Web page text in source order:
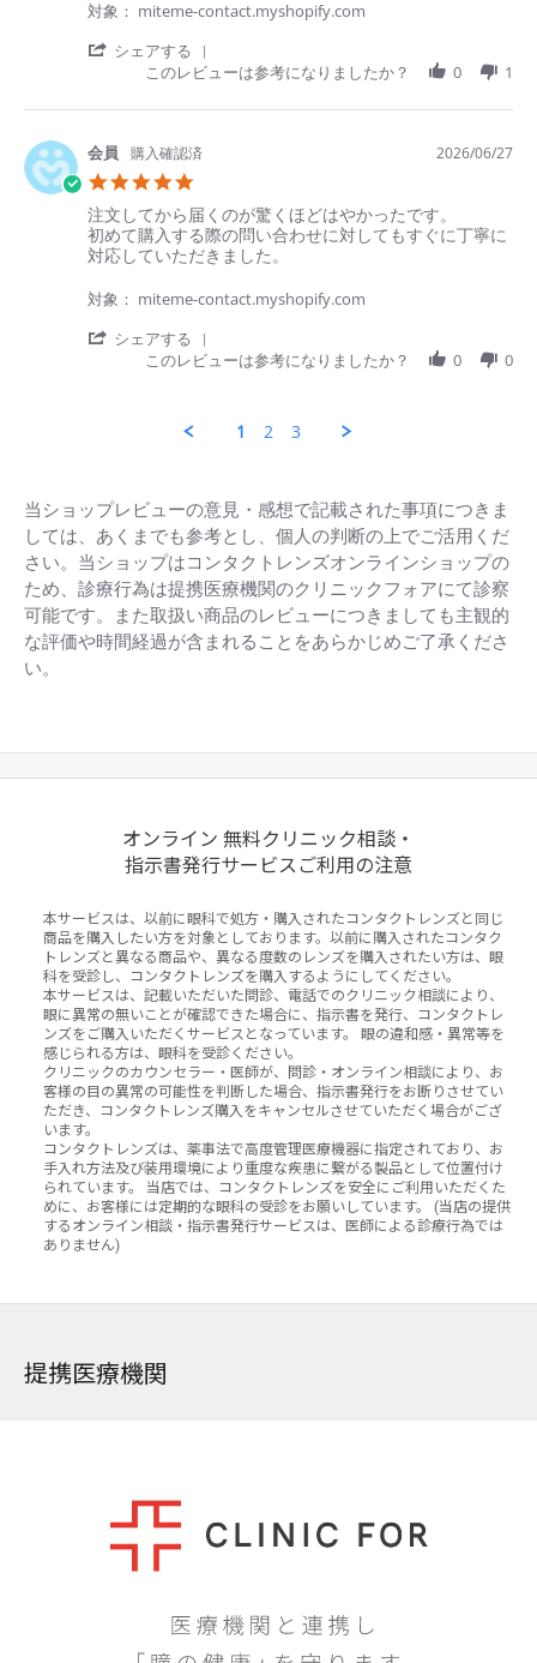
ご利用ありがとうございました。
次回のご利用をお待ちしております。
/箱 税込 ¥4,235 税込
が
と
て
か
た。
2026
順
川.
Jun
対
が
で
対象： miteme-contact.myshopify.com
シェアする
Share
by
27
Jun
2026
このレビューは参考になりましたか？ 0 1
購入確認済
rating
2026/06/27
Review
by
明
水.
27
review
stating
注
し
か
ほ
ど
は
や
か
っ
た
で
す
合
わ
せ
に
対
し
て
も
す
ぐ
に
丁
寧
に
対
応
し
て
し
注文してから届くのが驚くほどはやかったです。
初めて購入する際の問い合わせに対してもすぐに丁寧に
対応していただきました。
対象： miteme-contact.myshopify.com
シェアする
Share
27
Jun
2026
このレビューは参考になりましたか？ 0 0
1 2 3
当ショップレビューの意見・感想で記載された事項につきま
しては、あくまでも参考とし、個人の判断の上でご活用くだ
さい。当ショップはコンタクトレンズオンラインショップの
ため、診療行為は提携医療機関のクリニックフォアにて診察
可能です。また取扱い商品のレビューにつきましても主観的
な評価や時間経過が含まれることをあらかじめご了承くださ
い。
content
オンライン 無料クリニック相談・
指示書発行サービスご利用の注意
本サービスは、以前に眼科で処方・購入されたコンタクトレンズと同じ
商品を購入したい方を対象としております。以前に購入されたコンタク
トレンズと異なる商品や、異なる度数のレンズを購入されたい方は、眼
科を受診し、コンタクトレンズを購入するようにしてください。
本サービスは、記載いただいた問診、電話でのクリニック相談により、
眼に異常の無いことが確認できた場合に、指示書を発行、コンタクトレ
ンズをご購入いただくサービスとなっています。 眼の違和感・異常等を
感じられる方は、眼科を受診ください。
クリニックのカウンセラー・医師が、問診・オンライン相談により、お
客様の目の異常の可能性を判断した場合、指示書発行をお断りさせてい
ただき、コンタクトレンズ購入をキャンセルさせていただく場合がござ
います。
コンタクトレンズは、薬事法で高度管理医療機器に指定されており、お
手入れ方法及び装用環境により重度な疾患に繋がる製品として位置付け
られています。 当店では、コンタクトレンズを安全にご利用いただくた
めに、お客様には定期的な眼科の受診をお願いしています。 (当店の提供
するオンライン相談・指示書発行サービスは、医師による診療行為では
ありません)
提携医療機関